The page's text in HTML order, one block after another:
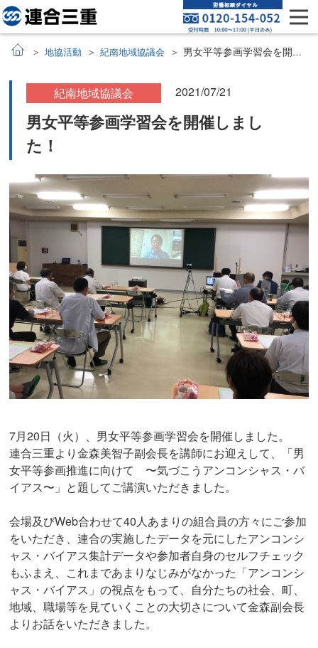
地協活動 紀南地域協議会 男女平等参画学習会を開催しました！
紀南地域協議会 2021/07/21
男女平等参画学習会を開催しまし
た！
7月20日（火）、男女平等参画学習会を開催しました。
連合三重より金森美智子副会長を講師にお迎えして、「男
女平等参画推進に向けて 〜気づこうアンコンシャス・バ
イアス〜」と題してご講演いただきました。
会場及びWeb合わせて40人あまりの組合員の方々にご参加
をいただき、連合の実施したデータを元にしたアンコンシ
ャス・バイアス集計データや参加者自身のセルフチェック
もふまえ、これまであまりなじみがなかった「アンコンシ
ャス・バイアス」の視点をもって、自分たちの社会、町、
地域、職場等を見ていくことの大切さについて金森副会長
よりお話をいただきました。